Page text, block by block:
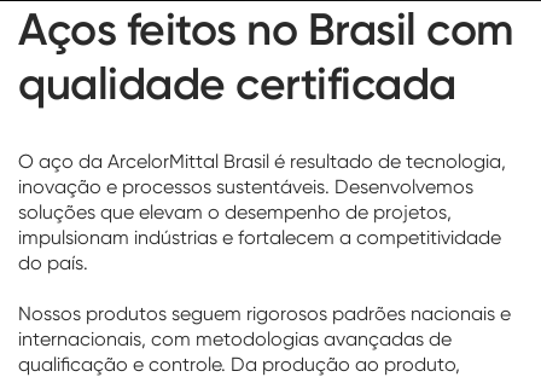
Aços feitos no Brasil com
qualidade certificada
O aço da ArcelorMittal Brasil é resultado de tecnologia,
inovação e processos sustentáveis. Desenvolvemos
soluções que elevam o desempenho de projetos,
impulsionam indústrias e fortalecem a competitividade
do país.
Nossos produtos seguem rigorosos padrões nacionais e
internacionais, com metodologias avançadas de
qualificação e controle. Da produção ao produto,